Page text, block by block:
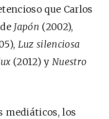
que Carlos
Japón (2002),
Luz silenciosa
(2012) y Nuestro
mediáticos, los